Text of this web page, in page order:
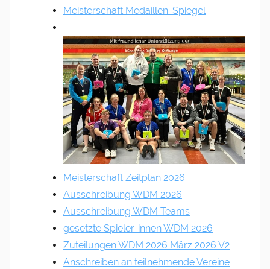
Meisterschaft Medaillen-Spiegel
Meisterschaft Zeitplan 2026
Ausschreibung WDM 2026
Ausschreibung WDM Teams
gesetzte Spieler-innen WDM 2026
Zuteilungen WDM 2026 März 2026 V2
Anschreiben an teilnehmende Vereine